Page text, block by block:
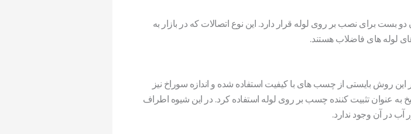
برای نصب بر روی لوله قرار دارد. این نوع اتصالات که در بازار به
لوله های فاضلاب هستند.
روش بایستی از چسب های با کیفیت استفاده شده و اندازه سوراخ نیز
به عنوان تثبیت کننده چسب بر روی لوله استفاده کرد. در این شیوه اطراف